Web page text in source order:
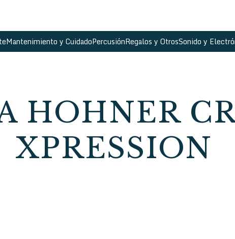
Mantenimiento y CuidadoPercusiónRegalos y OtrosSonido y
HOHNER
XPRESSION